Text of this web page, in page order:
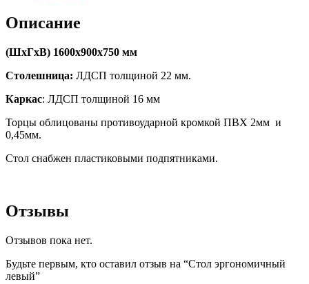
Описание
(ШхГхВ) 1600х900х750 мм
Столешница: ЛДСП толщиной 22 мм.
Каркас: ЛДСП толщиной 16 мм
Торцы облицованы противоударной кромкой ПВХ 2мм и
0,45мм.
Стол снабжен пластиковыми подпятниками.
Отзывы
Отзывов пока нет.
Будьте первым, кто оставил отзыв на “Стол эргономичный
левый”